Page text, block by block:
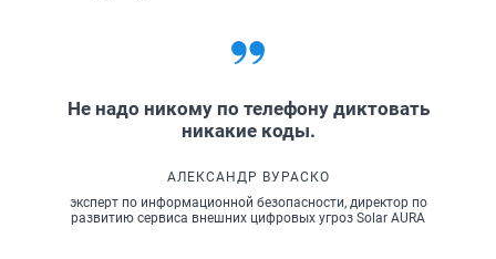
Не надо никому по телефону диктовать
никакие коды.
АЛЕКСАНДР ВУРАСКО
эксперт по информационной безопасности, директор по
развитию сервиса внешних цифровых угроз Solar AURA